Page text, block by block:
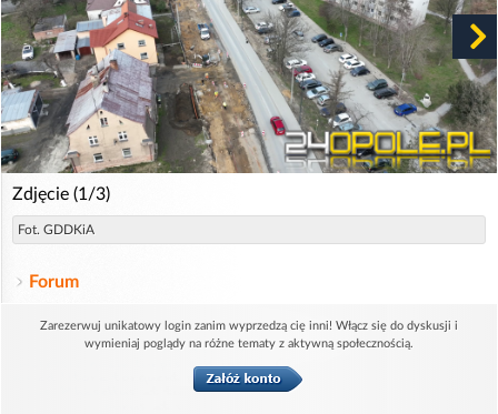
Zdjęcie (1/3)
Fot. GDDKiA
Forum
Zarezerwuj unikatowy login zanim wyprzedzą cię inni! Włącz się do dyskusji i
wymieniaj poglądy na różne tematy z aktywną społecznością.